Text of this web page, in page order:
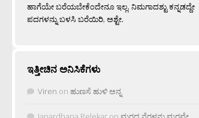
ಹಾಗೆಯೇ ಬರೆಯಬೇಕೆಂದೇನೂ ಇಲ್ಲ. ನಿಮಗಾದಶ್ಟು ಕನ್ನಡದ್ದೇ
ಪದಗಳನ್ನು ಬಳಸಿ ಬರೆಯಿರಿ, ಅಶ್ಟೇ.
ಇತ್ತೀಚಿನ ಅನಿಸಿಕೆಗಳು
Viren on ಹುಣಸೆ ಹುಳಿ ಅನ್ನ